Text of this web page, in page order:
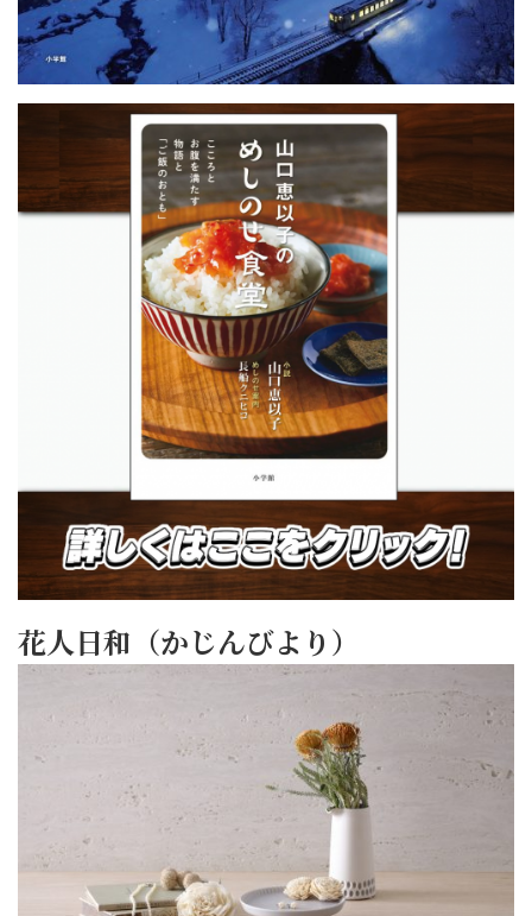
花人日和（かじんびより）